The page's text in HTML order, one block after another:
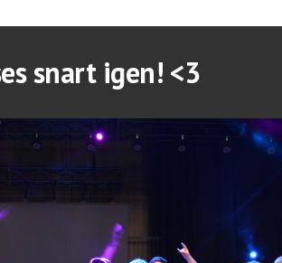
snart igen! <3